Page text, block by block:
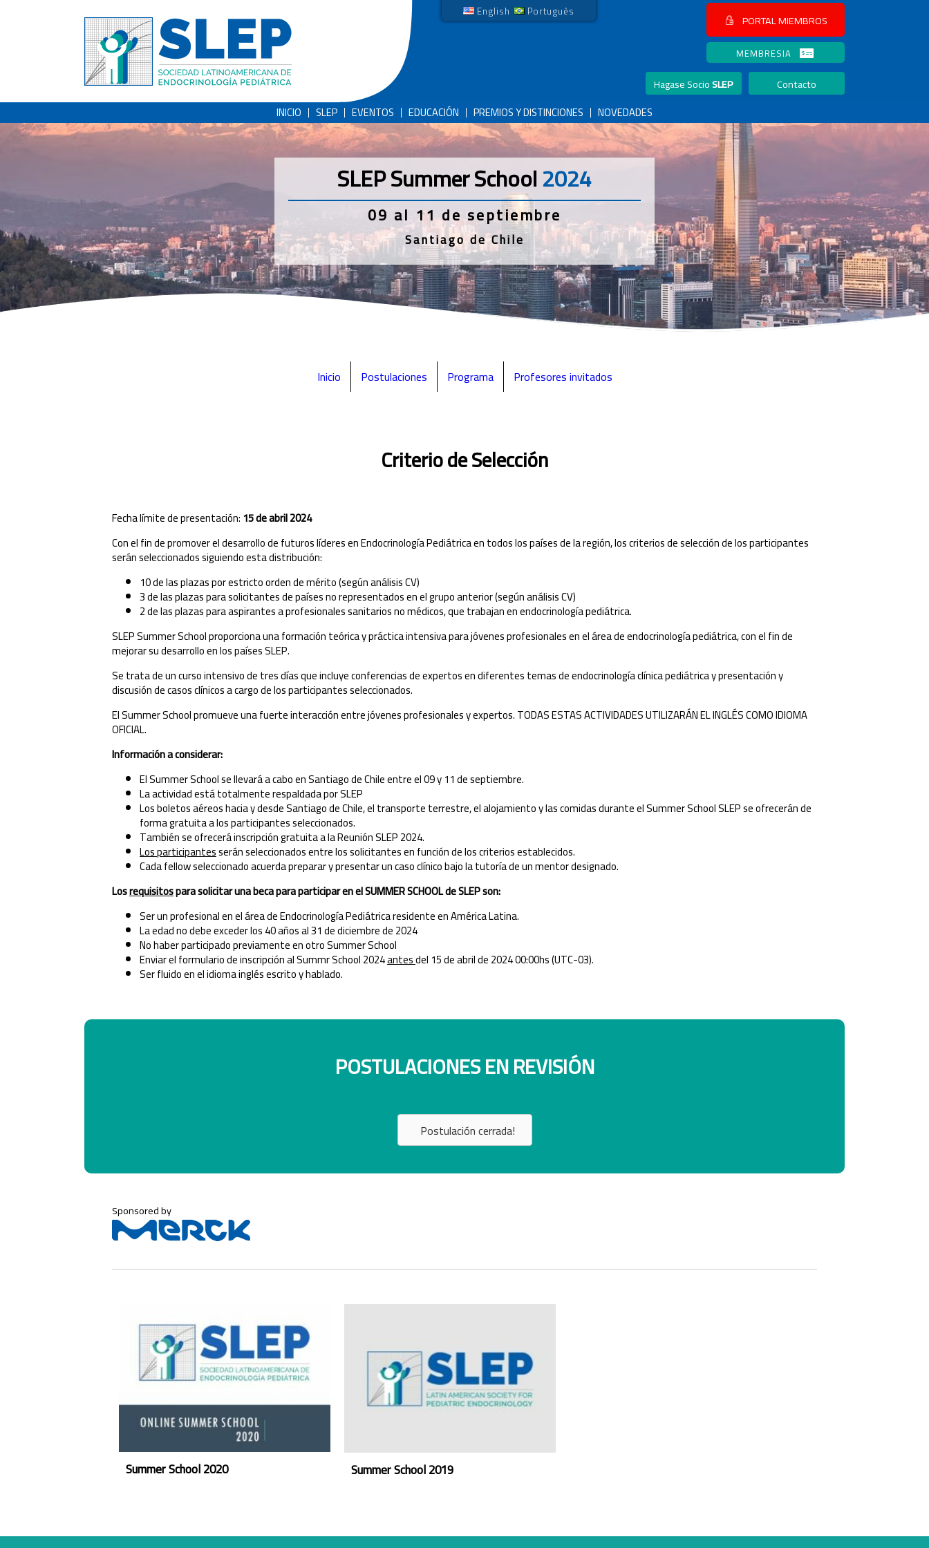
English Português PORTAL MIEMBROS
MEMBRESIA
Hagase SocioSLEP
Contacto
INICIO
SLEP EVENTOS EDUCACIÓN PREMIOS Y DISTINCIONES NOVEDADES
SLEP Summer School2024
09 al 11 de septiembre
Santiago de Chile
Inicio Postulaciones Programa Profesores invitados
Criterio de Selección
Fecha límite de presentación:15 de abril 2024
Con el fin de promover el desarrollo de futuros líderes en Endocrinología Pediátrica en todos los países de la región, los criterios de selección de los participantes
serán seleccionados siguiendo esta distribución:
10 de las plazas por estricto orden de mérito (según análisis CV)
3 de las plazas para solicitantes de países no representados en el grupo anterior (según análisis CV)
2 de las plazas para aspirantes a profesionales sanitarios no médicos, que trabajan en endocrinología pediátrica.
SLEP Summer School proporciona una formación teórica y práctica intensiva para jóvenes profesionales en el área de endocrinología pediátrica, con el fin de
mejorar su desarrollo en los países SLEP.
Se trata de un curso intensivo de tres días que incluye conferencias de expertos en diferentes temas de endocrinología clínica pediátrica y presentación y
discusión de casos clínicos a cargo de los participantes seleccionados.
El Summer School promueve una fuerte interacción entre jóvenes profesionales y expertos. TODAS ESTAS ACTIVIDADES UTILIZARÁN EL INGLÉS COMO IDIOMA
OFICIAL.
Información a considerar:
El Summer School se llevará a cabo en Santiago de Chile entre el 09 y 11 de septiembre.
La actividad está totalmente respaldada por SLEP
Los boletos aéreos hacia y desde Santiago de Chile, el transporte terrestre, el alojamiento y las comidas durante el Summer School SLEP se ofrecerán de
forma gratuita a los participantes seleccionados.
También se ofrecerá inscripción gratuita a la Reunión SLEP 2024.
Los participantesserán seleccionados entre los solicitantes en función de los criterios establecidos.
Cada fellow seleccionado acuerda preparar y presentar un caso clínico bajo la tutoría de un mentor designado.
Losrequisitospara solicitar una beca para participar en el SUMMER SCHOOL de SLEP son:
Ser un profesional en el área de Endocrinología Pediátrica residente en América Latina.
La edad no debe exceder los 40 años al 31 de diciembre de 2024
No haber participado previamente en otro Summer School
Enviar el formulario de inscripción al Summr School 2024antesdel 15 de abril de 2024 00:00hs (UTC-03).
Ser fluido en el idioma inglés escrito y hablado.
POSTULACIONES EN REVISIÓN
Postulación cerrada!
Sponsored by
Summer School 2020 Summer School 2019